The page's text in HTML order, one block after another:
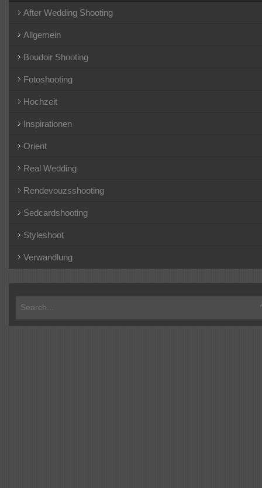
After Wedding Shooting
Allgemein
Boudoir Shooting
Fotoshooting
Hochzeit
Inspirationen
Orient
Real Wedding
Rendevouzsshooting
Sedcardshooting
Styleshoot
Verwandlung